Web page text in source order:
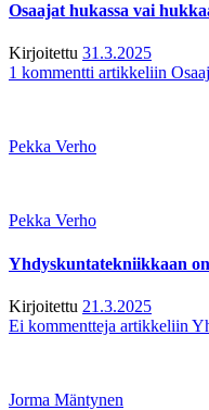
Osaajat hukassa vai
Kirjoitettu 31.3.2025
1 kommentti artikkeliin
Pekka Verho
Pekka Verho
Yhdyskuntatekniikkaan
Kirjoitettu 21.3.2025
Ei kommentteja artikkeliin
Jorma Mäntynen